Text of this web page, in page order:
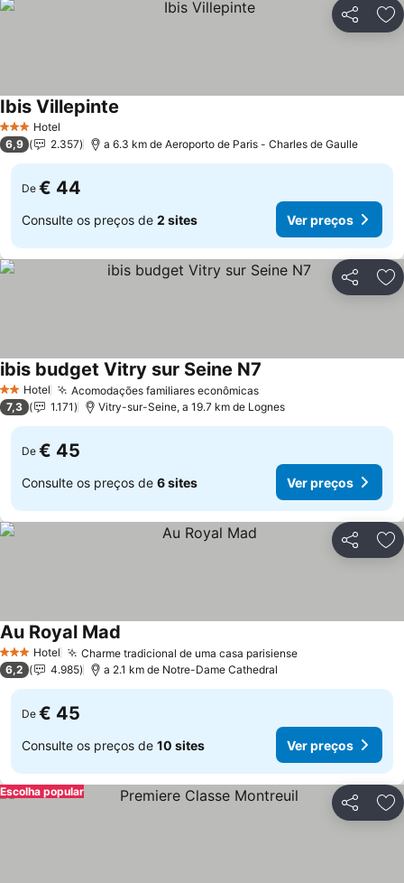
Partilhar
3 EstrelasHotel
Ibis Villepinte
6,9 2.357 a 6.3 km de Aeroporto de Paris - Charles de Gaulle
De € 44
Consulte os preços de 2 sites Ver preços
Partilhar
2 Estrelas
Hotel Acomodações familiares econômicasVer preços
ibis budget Vitry sur Seine N7
7,3 1.171 Vitry-sur-Seine, a 19.7 km de Lognes
De € 45
Consulte os preços de 6 sites Ver preços
Partilhar
3 EstrelasHotel Charme tradicional de uma casa parisienseVer preços
Au Royal Mad
6,2 4.985 a 2.1 km de Notre-Dame Cathedral
De € 45
Consulte os preços de 10 sites Ver preços
Partilhar
Escolha popular